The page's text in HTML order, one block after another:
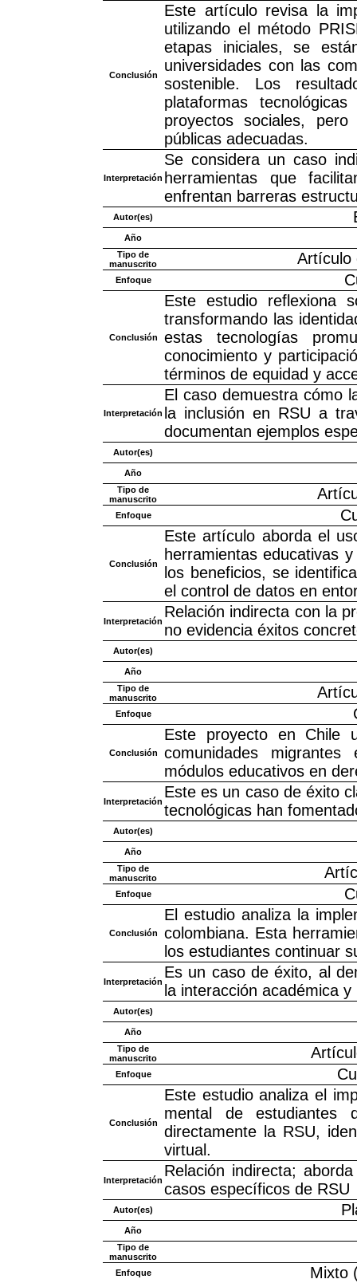
Conclusión
Este artículo revisa la
utilizando el método
etapas iniciales, se
universidades con las
sostenible. Los
plataformas
proyectos sociales,
públicas adecuadas.
Interpretación
Se considera un caso
herramientas que
enfrentan barreras
Autor(es)
Año
Tipo de
manuscrito
Artículo
Enfoque
Conclusión
Este estudio reflexiona
transformando las
estas tecnologías
conocimiento y
términos de equidad y
Interpretación
El caso demuestra cómo
la inclusión en RSU a
documentan ejemplos
Autor(es)
Año
Tipo de
manuscrito
Enfoque
Conclusión
Este artículo aborda el
herramientas educativas
los beneficios, se
el control de datos en
Interpretación
Relación indirecta con la
no evidencia éxitos
Autor(es)
Año
Tipo de
manuscrito
Enfoque
Conclusión
Este proyecto en Chile
comunidades
módulos educativos en
Interpretación
Este es un caso de éxito
tecnológicas han
Autor(es)
Año
Tipo de
manuscrito
Enfoque
Conclusión
El estudio analiza la
colombiana. Esta
los estudiantes continuar
Interpretación
Es un caso de éxito, al
la interacción académica y
Autor(es)
Año
Tipo de
manuscrito
Enfoque
Conclusión
Este estudio analiza el
mental de estudiantes
directamente la RSU,
virtual.
Interpretación
Relación indirecta;
casos específicos de RSU
Autor(es)
Año
Tipo de
manuscrito
Enfoque
Mixto